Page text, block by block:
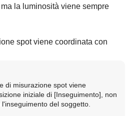
ma la luminosità viene sempre
spot viene coordinata con
di misurazione spot viene
iniziale di [Inseguimento] , non
del soggetto.